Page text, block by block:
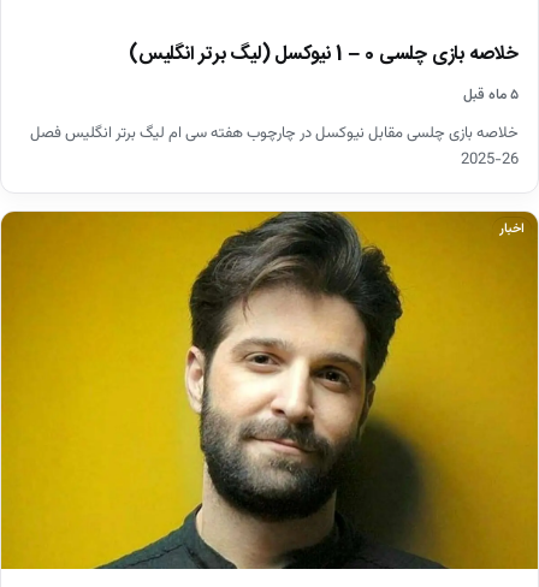
خلاصه بازی چلسی 0 – 1 نیوکسل (لیگ برتر انگلیس)
۵ ماه قبل
خلاصه بازی چلسی مقابل نیوکسل در چارچوب هفته سی ام لیگ برتر انگلیس فصل
26-2025
اخبار